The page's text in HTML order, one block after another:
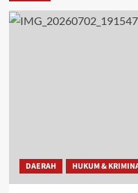
DAERAH HUKUM &